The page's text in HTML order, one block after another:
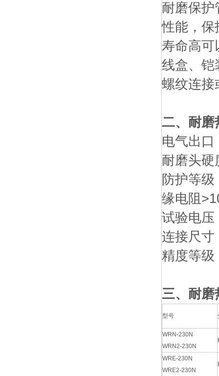
耐磨保护
性能，保
寿命高可
线盒、铠
螺纹连接
二、耐磨
电气出
耐磨头硬
防护等级
缘电阻
试验电压
连接尺寸
精度等级
三、耐磨
型号
WRN-230N
WRN2-230N
WRE-230N
WRE2-230N